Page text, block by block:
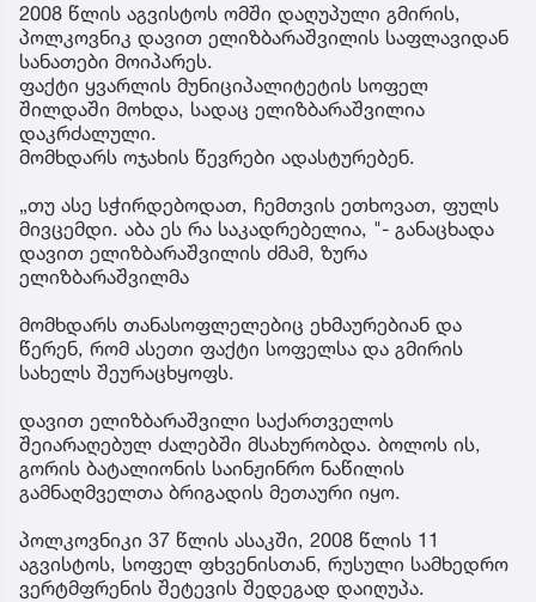
2008 წლის აგვისტოს ომში დაღუპული გმირის,
პოლკოვნიკ დავით ელიზბარაშვილის საფლავიდან
სანათები მოიპარეს.
ფაქტი ყვარლის მუნიციპალიტეტის სოფელ
შილდაში მოხდა, სადაც ელიზბარაშვილია
დაკრძალული.
მომხდარს ოჯახის წევრები ადასტურებენ.
„თუ ასე სჭირდებოდათ, ჩემთვის ეთხოვათ, ფულს
მივცემდი. აბა ეს რა საკადრებელია, "- განაცხადა
დავით ელიზბარაშვილის ძმამ, ზურა
ელიზბარაშვილმა
მომხდარს თანასოფლელებიც ეხმაურებიან და
წერენ, რომ ასეთი ფაქტი სოფელსა და გმირის
სახელს შეურაცხყოფს.
დავით ელიზბარაშვილი საქართველოს
შეიარაღებულ ძალებში მსახურობდა. ბოლოს ის,
გორის ბატალიონის საინჟინრო ნაწილის
გამნაღმველთა ბრიგადის მეთაური იყო.
პოლკოვნიკი 37 წლის ასაკში, 2008 წლის 11
აგვისტოს, სოფელ ფხვენისთან, რუსული სამხედრო
ვერტმფრენის შეტევის შედეგად დაიღუპა.